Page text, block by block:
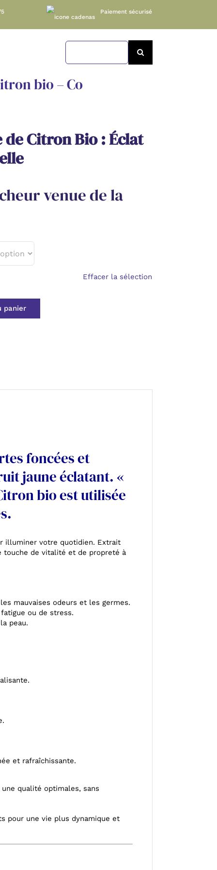
Paiement sécurisé
Search
bio – Co
Citron Bio : Éclat
venue de la
Effacer la sélection
panier
foncées et
jaune éclatant. «
bio est utilisée
illuminer votre quotidien. Extrait
de vitalité et de propreté à
mauvaises odeurs et les germes.
ou de stress.
peau.
et rafraîchissante.
qualité optimales, sans
pour une vie plus dynamique et